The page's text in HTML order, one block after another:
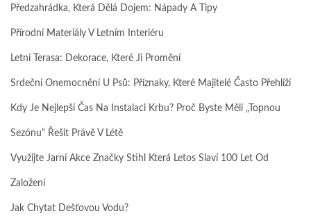
Předzahrádka, Která Dělá Dojem: Nápady A Tipy
Přírodní Materiály V Letním Interiéru
Letní Terasa: Dekorace, Které Ji Promění
Srdeční Onemocnění U Psů: Příznaky, Které Majitelé Často Přehlíží
Kdy Je Nejlepší Čas Na Instalaci Krbu? Proč Byste Měli „topnou
Sezónu“ Řešit Právě V Létě
Využijte Jarní Akce Značky Stihl Která Letos Slaví 100 Let Od
Založení
Jak Chytat Dešťovou Vodu?